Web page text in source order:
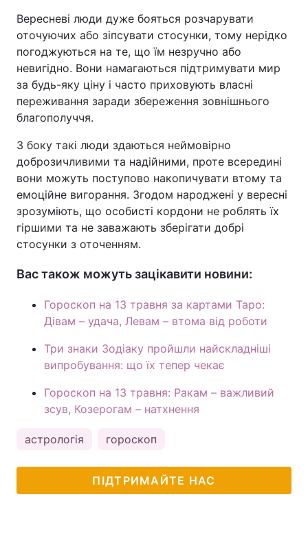
Вересневі люди дуже бояться розчарувати
оточуючих або зіпсувати стосунки, тому нерідко
погоджуються на те, що їм незручно або
невигідно. Вони намагаються підтримувати мир
за будь-яку ціну і часто приховують власні
переживання заради збереження зовнішнього
благополуччя.
З боку такі люди здаються неймовірно
доброзичливими та надійними, проте всередині
вони можуть поступово накопичувати втому та
емоційне вигорання. Згодом народжені у вересні
зрозуміють, що особисті кордони не роблять їх
гіршими та не заважають зберігати добрі
стосунки з оточенням.
Вас також можуть зацікавити новини:
Гороскоп на 13 травня за картами Таро:
Дівам – удача, Левам – втома від роботи
Три знаки Зодіаку пройшли найскладніші
випробування: що їх тепер чекає
Гороскоп на 13 травня: Ракам – важливий
зсув, Козерогам – натхнення
астрологія гороскоп
ПІДТРИМАЙТЕ НАС